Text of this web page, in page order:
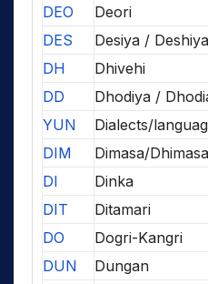
DEO
Deori
DES
Desiya / Deshiya
DH
Dhivehi
DD
Dhodiya /
YUN
Dialects/
DIM
Dimasa/Dhimasa
DI
Dinka
DIT
Ditamari
DO
Dogri-Kangri
DUN
Dungan